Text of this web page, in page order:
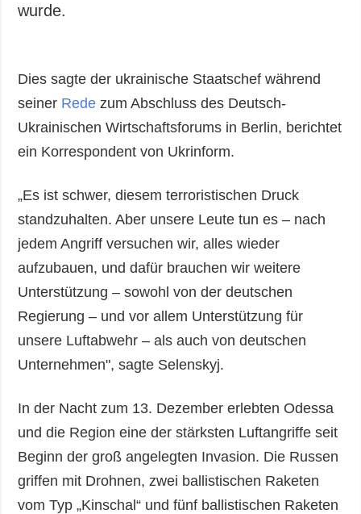
wurde.
Dies sagte der ukrainische Staatschef während
seiner Rede zum Abschluss des Deutsch-
Ukrainischen Wirtschaftsforums in Berlin, berichtet
ein Korrespondent von Ukrinform.
„Es ist schwer, diesem terroristischen Druck
standzuhalten. Aber unsere Leute tun es – nach
jedem Angriff versuchen wir, alles wieder
aufzubauen, und dafür brauchen wir weitere
Unterstützung – sowohl von der deutschen
Regierung – und vor allem Unterstützung für
unsere Luftabwehr – als auch von deutschen
Unternehmen", sagte Selenskyj.
In der Nacht zum 13. Dezember erlebten Odessa
und die Region eine der stärksten Luftangriffe seit
Beginn der groß angelegten Invasion. Die Russen
griffen mit Drohnen, zwei ballistischen Raketen
vom Typ „Kinschal“ und fünf ballistischen Raketen